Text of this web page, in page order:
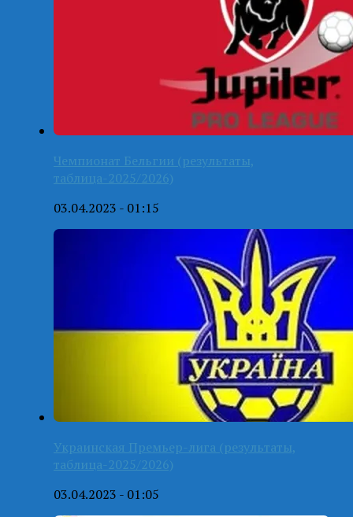
Чемпионат Бельгии (результаты,
таблица-2025/2026)
03.04.2023 - 01:15
Украинская Премьер-лига (результаты,
таблица-2025/2026)
03.04.2023 - 01:05